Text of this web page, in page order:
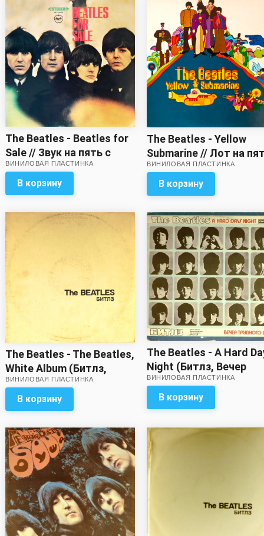
The Beatles - Beatles for
Sale // Звук на пять с
минусом!
ВИНИЛОВАЯ ПЛАСТИНКА
В корзину
The Beatles - Yellow
Submarine // Лот на
с минусом! Вкладка с
разворотом – в
комплекте!
ВИНИЛОВАЯ ПЛАСТИНКА
В корзину
The Beatles - The Beatles,
White Album (Битлз,
Белый альбом) (2 LP)
(отличный звук, очень
легкая "волна" на второй
пластинке!)
ВИНИЛОВАЯ ПЛАСТИНКА
В корзину
The Beatles - A Hard
Night (Битлз, Вечер
трудного дня)
ВИНИЛОВАЯ ПЛАСТИНКА
В корзину